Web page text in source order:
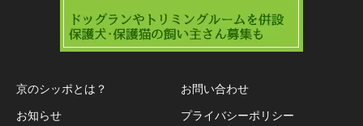
京のシッポとは？
お知らせ
お問い合わせ
プライバシーポリシー